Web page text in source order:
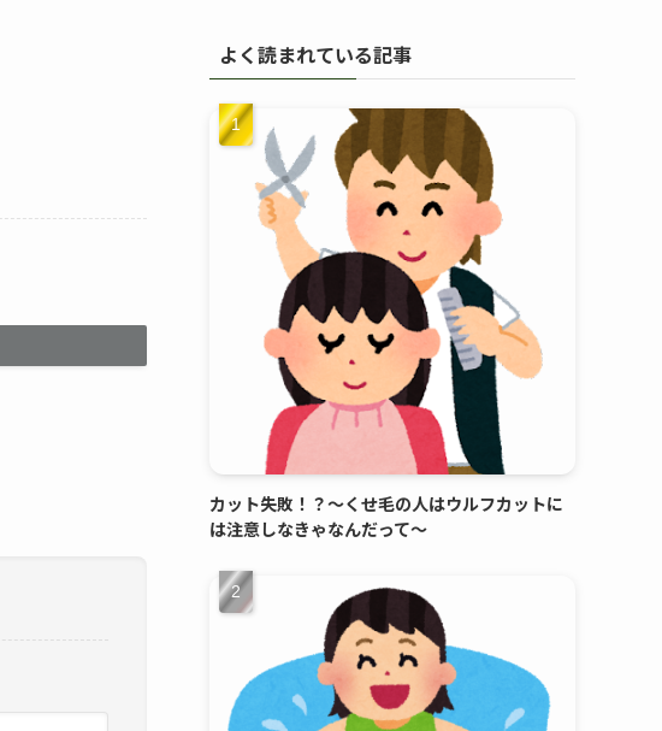
よく読まれている記事
カット失敗！？～くせ毛の人はウルフカットに
は注意しなきゃなんだって～